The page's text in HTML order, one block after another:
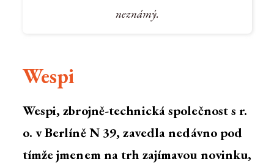
neznámý.
Wespi
Wespi, zbrojně-technická společnost s r.
o. v Berlíně N 39, zavedla nedávno pod
tímže jmenem na trh zajímavou novinku,